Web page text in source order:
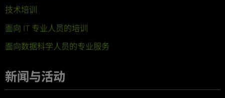
技术培训
面向 IT 专业人员的培训
面向数据科学人员的专业服务
新闻与活动